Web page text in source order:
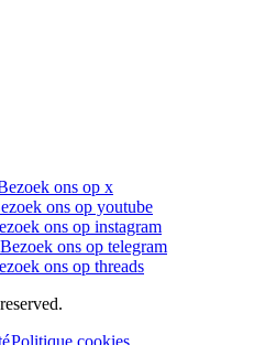
ons op x
ons op youtube
ons op instagram
Bezoek ons op telegram
ons op threads
Politique cookies